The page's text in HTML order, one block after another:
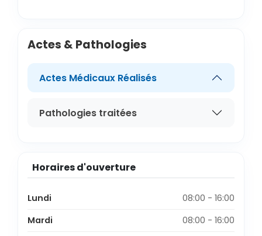
Actes & Pathologies
Actes Médicaux Réalisés
Pathologies traitées
Horaires d'ouverture
Lundi
08:00 - 16:00
Mardi
08:00 - 16:00